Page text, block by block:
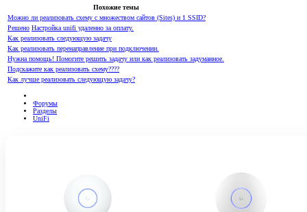
Похожие темы
Можно ли реализовать схему с множеством сайтов (Sites) и 1 SSID?
Решено Настройка unifi удаленно за оплату.
Как реализовать следующую задачу
Как реализовать перенаправление при подключении.
Нужна помощь! Помогите решить задачу или как реализовать задуманное.
Подскажите как реализовать схему????
Как лучше реализовать следующую задачу?
Форумы
Разделы
UniFi